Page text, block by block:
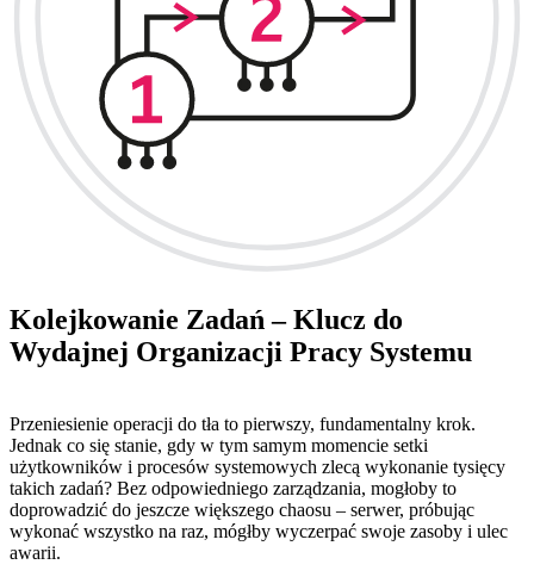
Kolejkowanie Zadań – Klucz do
Wydajnej Organizacji Pracy Systemu
Przeniesienie operacji do tła to pierwszy, fundamentalny krok.
Jednak co się stanie, gdy w tym samym momencie setki
użytkowników i procesów systemowych zlecą wykonanie tysięcy
takich zadań? Bez odpowiedniego zarządzania, mogłoby to
doprowadzić do jeszcze większego chaosu – serwer, próbując
wykonać wszystko na raz, mógłby wyczerpać swoje zasoby i ulec
awarii.